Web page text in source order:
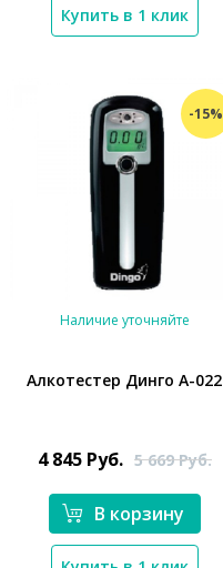
Купить в 1 клик
-15%
Наличие уточняйте
​Алкотестер Динго А-022
4 845 Руб. 5 669Руб.
В корзину